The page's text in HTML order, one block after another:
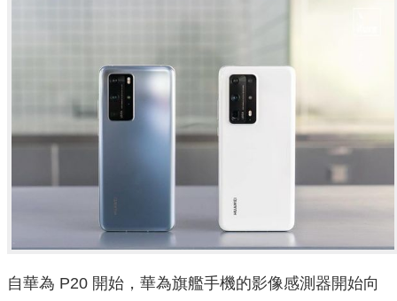
自華為 P20 開始，華為旗艦手機的影像感測器開始向